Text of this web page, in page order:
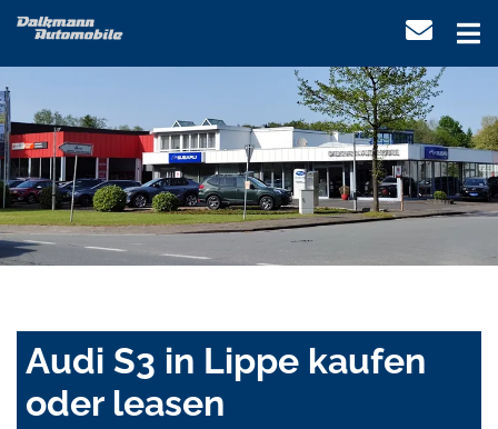
Audi S3 in Lippe kaufen
oder leasen